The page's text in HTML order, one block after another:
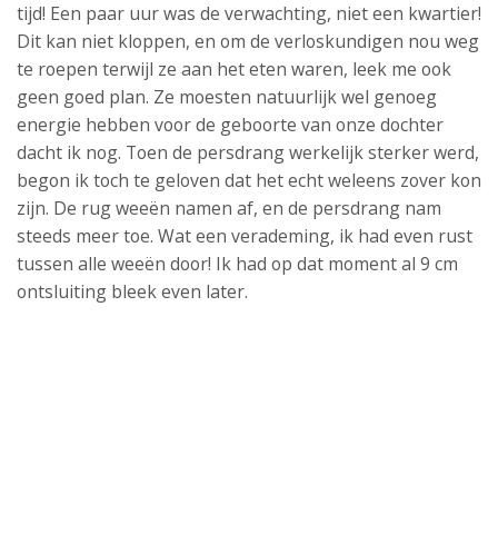
tijd! Een paar uur was de verwachting, niet een kwartier!
Dit kan niet kloppen, en om de verloskundigen nou weg
te roepen terwijl ze aan het eten waren, leek me ook
geen goed plan. Ze moesten natuurlijk wel genoeg
energie hebben voor de geboorte van onze dochter
dacht ik nog. Toen de persdrang werkelijk sterker werd,
begon ik toch te geloven dat het echt weleens zover kon
zijn. De rug weeën namen af, en de persdrang nam
steeds meer toe. Wat een verademing, ik had even rust
tussen alle weeën door! Ik had op dat moment al 9 cm
ontsluiting bleek even later.